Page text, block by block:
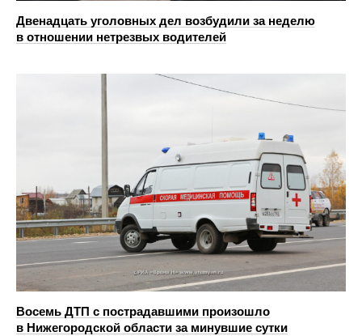
Двенадцать уголовных дел возбудили за неделю
в отношении нетрезвых водителей
Восемь ДТП с пострадавшими произошло
в Нижегородской области за минувшие сутки